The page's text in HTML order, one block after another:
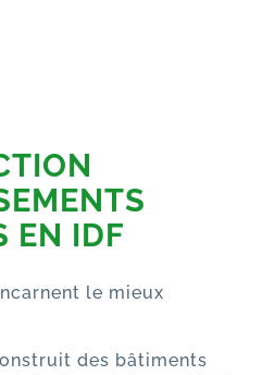
EN IDF
le mieux
des bâtiments